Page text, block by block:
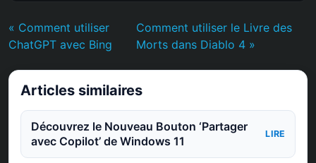
« Comment utiliser
ChatGPT avec Bing
Comment utiliser le Livre des
Morts dans Diablo 4 »
Articles similaires
Découvrez le Nouveau Bouton ‘Partager
avec Copilot’ de Windows 11
LIRE